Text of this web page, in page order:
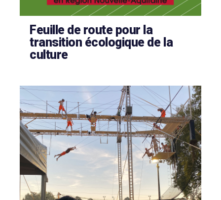
Feuille de route pour la
transition écologique de la
culture